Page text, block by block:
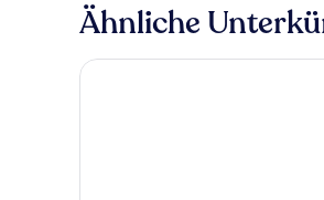
Ähnliche
Sky's Villa Resort